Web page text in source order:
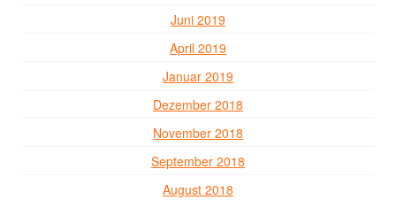
Juni 2019
April 2019
Januar 2019
Dezember 2018
November 2018
September 2018
August 2018